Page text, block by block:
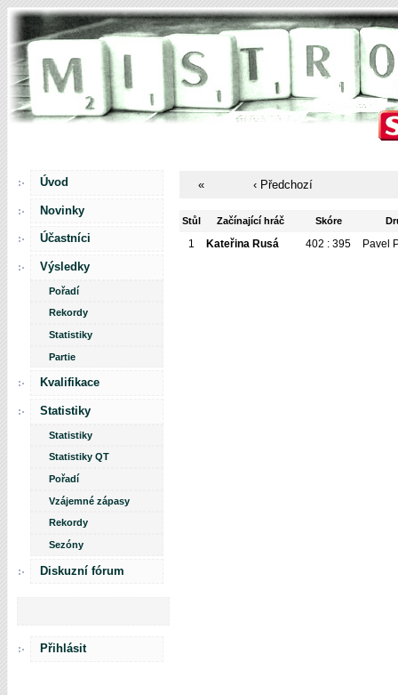
Úvod
Novinky
Účastníci
Výsledky
Pořadí
Rekordy
Statistiky
Partie
Kvalifikace
Statistiky
Statistiky
Statistiky QT
Pořadí
Vzájemné zápasy
Rekordy
Sezóny
Diskuzní fórum
Přihlásit
« ‹ Předchozí
Stůl Začínající hráč Skóre
1 Kateřina Rusá 402 : 395 Pavel